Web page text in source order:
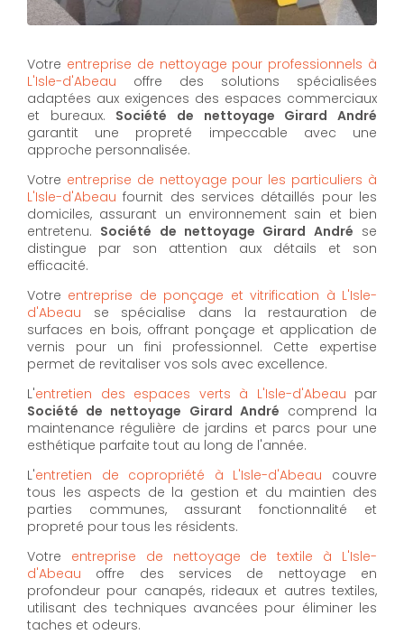
Votre entreprise de nettoyage pour professionnels à
L'Isle-d'Abeau offre des solutions spécialisées
adaptées aux exigences des espaces commerciaux
et bureaux. Société de nettoyage Girard André
garantit une propreté impeccable avec une
approche personnalisée.
Votre entreprise de nettoyage pour les particuliers à
L'Isle-d'Abeau fournit des services détaillés pour les
domiciles, assurant un environnement sain et bien
entretenu. Société de nettoyage Girard André se
distingue par son attention aux détails et son
efficacité.
Votre entreprise de ponçage et vitrification à L'Isle-
d'Abeau se spécialise dans la restauration de
surfaces en bois, offrant ponçage et application de
vernis pour un fini professionnel. Cette expertise
permet de revitaliser vos sols avec excellence.
L'entretien des espaces verts à L'Isle-d'Abeau par
Société de nettoyage Girard André comprend la
maintenance régulière de jardins et parcs pour une
esthétique parfaite tout au long de l'année.
L'entretien de copropriété à L'Isle-d'Abeau couvre
tous les aspects de la gestion et du maintien des
parties communes, assurant fonctionnalité et
propreté pour tous les résidents.
Votre entreprise de nettoyage de textile à L'Isle-
d'Abeau offre des services de nettoyage en
profondeur pour canapés, rideaux et autres textiles,
utilisant des techniques avancées pour éliminer les
taches et odeurs.